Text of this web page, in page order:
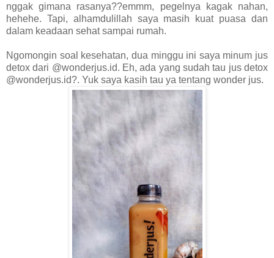
nggak gimana rasanya??emmm, pegelnya kagak nahan,
hehehe. Tapi, alhamdulillah saya masih kuat puasa dan
dalam keadaan sehat sampai rumah.
Ngomongin soal kesehatan, dua minggu ini saya minum jus
detox dari @wonderjus.id. Eh, ada yang sudah tau jus detox
@wonderjus.id?. Yuk saya kasih tau ya tentang wonder jus.